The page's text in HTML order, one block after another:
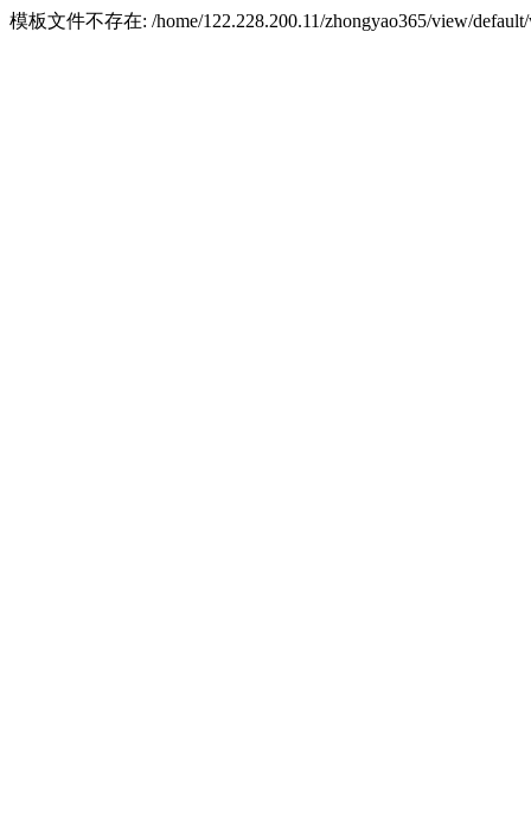
模板文件不存在: /home/122.228.200.11/zhongyao365/view/default/